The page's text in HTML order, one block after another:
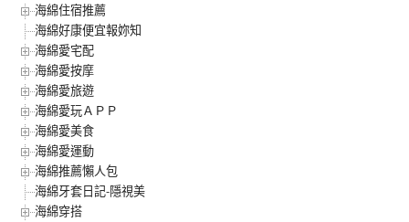
海綿住宿推薦
海綿好康便宜報妳知
海綿愛宅配
海綿愛按摩
海綿愛旅遊
海綿愛玩ＡＰＰ
海綿愛美食
海綿愛運動
海綿推薦懶人包
海綿牙套日記-隱視美
海綿穿搭